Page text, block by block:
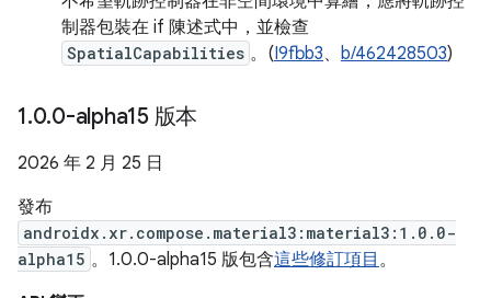
制器包裝在 if 陳述式中，並檢查
SpatialCapabilities 。(I9fbb3、 b/462428503)
1.0.0-alpha15 版本
2026 年 2 月 25 日
發布
androidx.xr.compose.material3:material3:1.0.0-
alpha15 。1.0.0-alpha15 版包含這些修訂項目 。